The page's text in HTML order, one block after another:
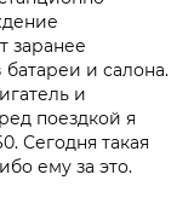
заранее
и салона.
и
поездкой я
Сегодня такая
ему за это.